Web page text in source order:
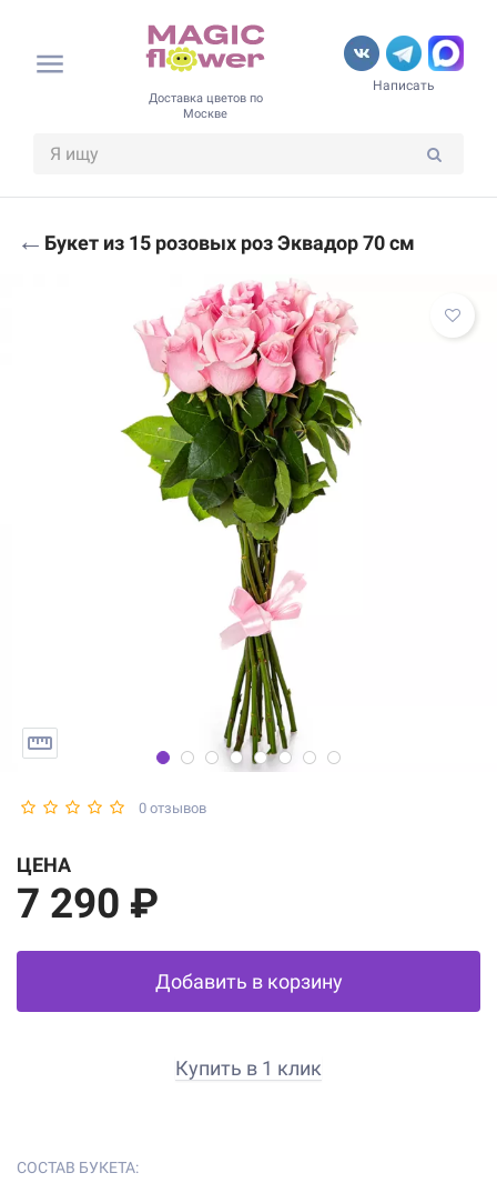
Доставка цветов по
Москве
Написать
← Букет из 15 розовых роз Эквадор 70 см
0 отзывов
ЦЕНА
7 290 ₽
Добавить в корзину
Купить в 1 клик
СОСТАВ БУКЕТА: